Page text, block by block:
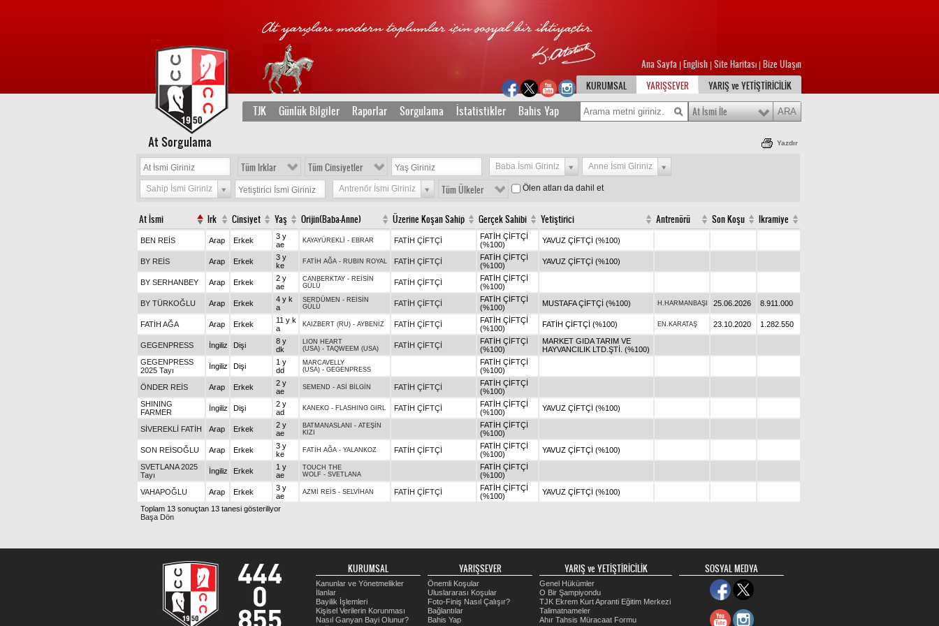
Ana Sayfa English Site Haritası Bize Ulaşın
KURUMSAL
YARIŞSEVER YARIŞ ve YETİŞTİRİCİLİK
TJK Günlük Bilgiler Raporlar Sorgulama İstatistikler Bahis Yap At İsmi İle
At Sorgulama Yazdır
Tüm Irklar Tüm Cinsiyetler Baba İsmi Giriniz Anne İsmi Giriniz
Sahip İsmi Giriniz Antrenör İsmi Giriniz Tüm Ülkeler Ölen atları da dahil et
At İsmi Irk Cinsiyet Yaş Orijin(Baba-Anne) Üzerine Koşan Sahip Gerçek Sahibi Yetiştirici Antrenörü Son Koşu Ikramiye
BEN REİS Arap Erkek
3 y
ae
KAYAYÜREKLİ - EBRAR FATİH ÇİFTÇİ
FATİH ÇİFTÇİ
(%100)
YAVUZ ÇİFTÇİ (%100)
BY REİS Arap Erkek
3 y
ke
FATİH AĞA - RUBIN ROYAL FATİH ÇİFTÇİ
FATİH ÇİFTÇİ
(%100)
YAVUZ ÇİFTÇİ (%100)
BY SERHANBEY Arap Erkek
2 y
ae
CANBERKTAY - REİSİN
GÜLÜ
FATİH ÇİFTÇİ
FATİH ÇİFTÇİ
(%100)
BY TÜRKOĞLU
Arap Erkek
4 y k
a
SERDÜMEN - REİSİN
GÜLÜ
FATİH ÇİFTÇİ
FATİH ÇİFTÇİ
(%100)
MUSTAFA ÇİFTÇİ (%100) H.HARMANBAŞI 25.06.2026 8.911.000
FATİH AĞA Arap Erkek
11 y k
a
KAIZBERT (RU) - AYBENİZ FATİH ÇİFTÇİ
FATİH ÇİFTÇİ
(%100)
FATİH ÇİFTÇİ (%100) EN.KARATAŞ 23.10.2020 1.282.550
GEGENPRESS İngiliz Dişi
8 y
dk
LION HEART
(USA) - TAQWEEM (USA) FATİH ÇİFTÇİ
FATİH ÇİFTÇİ
(%100)
MARKET GIDA TARIM VE
HAYVANCILIK LTD.ŞTİ. (%100)
GEGENPRESS
2025 Tayı
İngiliz Dişi
1 y
dd
MARCAVELLY
(USA) - GEGENPRESS
FATİH ÇİFTÇİ
(%100)
ÖNDER REİS
Arap Erkek
2 y
ae
SEMEND - ASİ BİLGİN FATİH ÇİFTÇİ
FATİH ÇİFTÇİ
(%100)
SHINING
FARMER
İngiliz Dişi
2 y
ad
KANEKO - FLASHING GIRL FATİH ÇİFTÇİ
FATİH ÇİFTÇİ
(%100)
YAVUZ ÇİFTÇİ (%100)
SİVEREKLİ FATİH Arap Erkek
2 y
ae
BATMANASLANI - ATEŞİN
KIZI
FATİH ÇİFTÇİ
(%100)
SON REİSOĞLU
Arap Erkek
3 y
ke
FATİH AĞA - YALANKOZ FATİH ÇİFTÇİ
FATİH ÇİFTÇİ
(%100)
YAVUZ ÇİFTÇİ (%100)
SVETLANA 2025
Tayı
İngiliz Erkek
1 y
ae
TOUCH THE
WOLF - SVETLANA
FATİH ÇİFTÇİ
(%100)
VAHAPOĞLU
Arap Erkek
3 y
ae
AZMİ REİS - SELVİHAN FATİH ÇİFTÇİ
FATİH ÇİFTÇİ
(%100)
YAVUZ ÇİFTÇİ (%100)
Toplam 13 sonuçtan 13 tanesi gösteriliyor
Başa Dön
KURUMSAL
Kanunlar ve Yönetmelikler
İlanlar
Bayilik İşlemleri
Kişisel Verilerin Korunması
Nasıl Ganyan Bayi Olunur?
YARIŞSEVER
Önemli Koşular
Uluslararası Koşular
Foto-Finiş Nasıl Çalışır?
Bağlantılar
Bahis Yap
YARIŞ ve YETİŞTİRİCİLİK
Genel Hükümler
O Bir Şampiyondu
TJK Ekrem Kurt Apranti Eğitim Merkezi
Talimatnameler
Ahır Tahsis Müracaat Formu
SOSYAL MEDYA